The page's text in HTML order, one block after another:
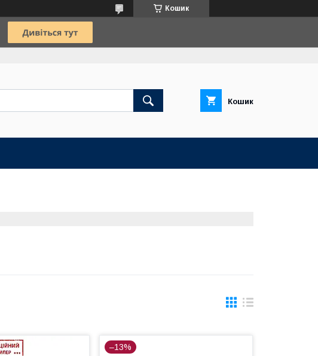
Кошик
Кошик
–13%